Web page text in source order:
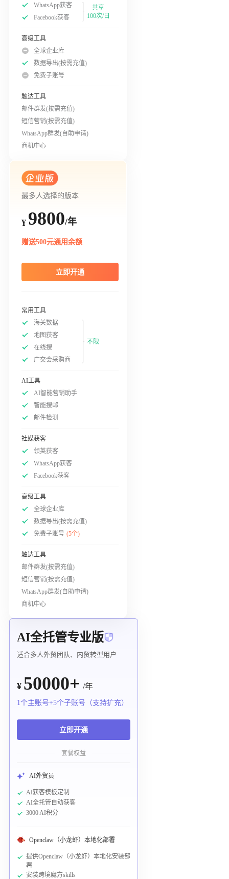
WhatsApp获客
Facebook获客
共享
100次/日
高级工具
全球企业库
数据导出(按需充值)
免费子账号
触达工具
邮件群发(按需充值)
短信营销(按需充值)
WhatsApp群发(自助申请)
商机中心
最多人选择的版本
¥ 9800/年
赠送500元通用余额
立即开通
常用工具
海关数据
地图获客
在线搜
广交会采购商
不限
AI工具
AI智能营销助手
智能搜邮
邮件检测
社媒获客
领英获客
WhatsApp获客
Facebook获客
高级工具
全球企业库
数据导出(按需充值)
免费子账号 (5个)
触达工具
邮件群发(按需充值)
短信营销(按需充值)
WhatsApp群发(自助申请)
商机中心
AI全托管专业版
适合多人外贸团队、内贸转型用户
¥ 50000+ /年
1个主账号+5个子账号（支持扩充）
立即开通
套餐权益
AI外贸员
AI获客模板定制
AI全托管自动获客
3000 AI积分
Openclaw（小龙虾）本地化部署
提供Openclaw（小龙虾）本地化安装部
署
安装跨境魔方skills